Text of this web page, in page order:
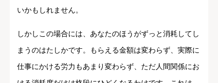
いかもしれません。
しかしこの場合には、あなたのほうがずっと消耗してし
まうのはたしかです。もらえる金額は変わらず、実際に
仕事にかける労力もあまり変わらず、ただ人間関係にお